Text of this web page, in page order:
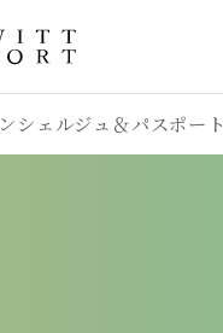
シェルジュ＆パスポート